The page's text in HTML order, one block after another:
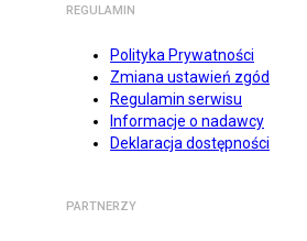
REGULAMIN
Polityka Prywatności
Zmiana ustawień zgód
Regulamin serwisu
Informacje o nadawcy
Deklaracja dostępności
PARTNERZY